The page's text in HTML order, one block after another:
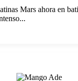
Mars ahora en